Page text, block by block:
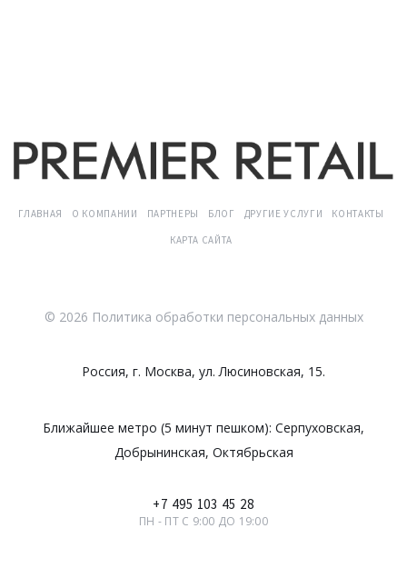
ГЛАВНАЯ О КОМПАНИИ ПАРТНЕРЫ БЛОГ ДРУГИЕ УСЛУГИ КОНТАКТЫ
КАРТА САЙТА
© 2026 Политика обработки персональных данных
Россия, г. Москва, ул. Люсиновская, 15.
Ближайшее метро (5 минут пешком): Серпуховская,
Добрынинская, Октябрьская
+7 495 103 45 28
ПН - ПТ С 9:00 ДО 19:00